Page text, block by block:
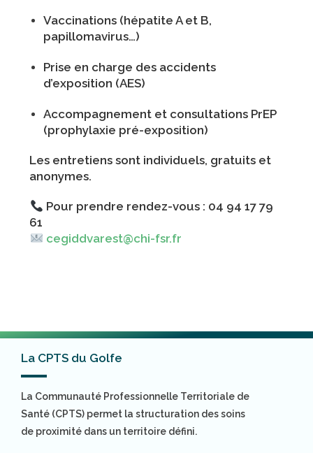
Vaccinations (hépatite A et B,
papillomavirus…)
Prise en charge des accidents
d’exposition (AES)
Accompagnement et consultations PrEP
(prophylaxie pré-exposition)
Les entretiens sont individuels, gratuits et
anonymes.
Pour prendre rendez-vous : 04 94 17 79
61
cegiddvarest@chi-fsr.fr
La CPTS du Golfe
La Communauté Professionnelle Territoriale de
Santé (CPTS) permet la structuration des soins
de proximité dans un territoire défini.